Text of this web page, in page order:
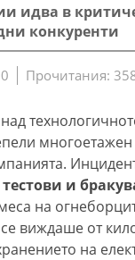
идва в
конкуренти
Прочитания:
и
на
виждаше от
на